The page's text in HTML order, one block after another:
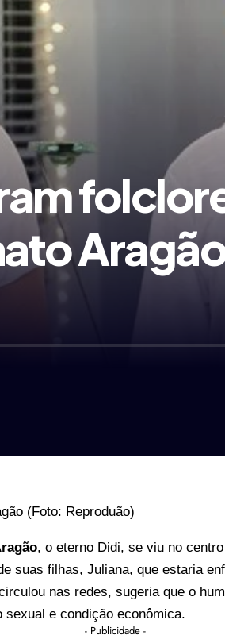
, o eterno Didi, se viu no
suas filhas, Juliana, que estaria
nas redes, sugeria que o
sexual e condição econômica.
- Publicidade -